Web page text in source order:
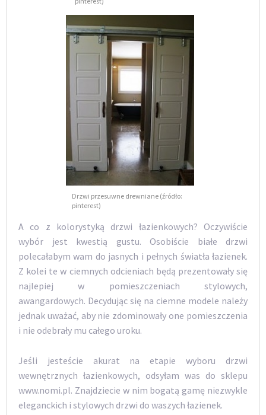
Drzwi przesuwne drewniane (źródło:
pinterest)
A co z kolorystyką drzwi łazienkowych? Oczywiście
wybór jest kwestią gustu. Osobiście białe drzwi
polecałabym wam do jasnych i pełnych światła łazienek.
Z kolei te w ciemnych odcieniach będą prezentowały się
najlepiej w pomieszczeniach stylowych,
awangardowych. Decydując się na ciemne modele należy
jednak uważać, aby nie zdominowały one pomieszczenia
i nie odebrały mu całego uroku.
Jeśli jesteście akurat na etapie wyboru drzwi
wewnętrznych łazienkowych, odsyłam was do sklepu
www.nomi.pl. Znajdziecie w nim bogatą gamę niezwykle
eleganckich i stylowych drzwi do waszych łazienek.